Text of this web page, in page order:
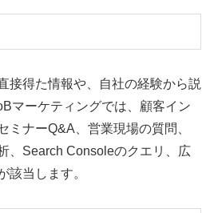
接得た情報や、自社の経験から説
マーケティングでは、顧客イン
ミナーQ&A、営業現場の質問、
、Search Consoleのクエリ、広
該当します。